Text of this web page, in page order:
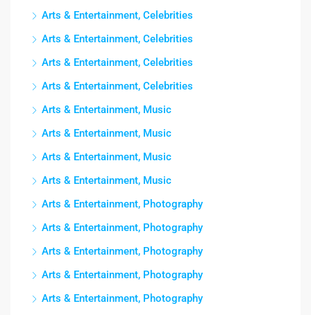
Arts & Entertainment, Celebrities
Arts & Entertainment, Celebrities
Arts & Entertainment, Celebrities
Arts & Entertainment, Celebrities
Arts & Entertainment, Music
Arts & Entertainment, Music
Arts & Entertainment, Music
Arts & Entertainment, Music
Arts & Entertainment, Photography
Arts & Entertainment, Photography
Arts & Entertainment, Photography
Arts & Entertainment, Photography
Arts & Entertainment, Photography